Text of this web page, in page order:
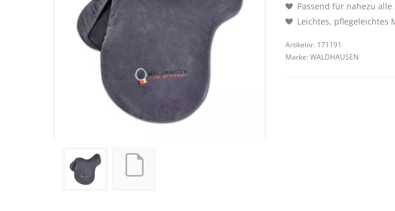
Passend für nahezu alle
Leichtes, pflegeleichtes
Artikelnr. 171191
Marke: WALDHAUSEN